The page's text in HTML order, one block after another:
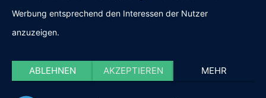
Werbung entsprechend den Interessen der Nutzer
anzuzeigen.
ABLEHNEN AKZEPTIEREN MEHR